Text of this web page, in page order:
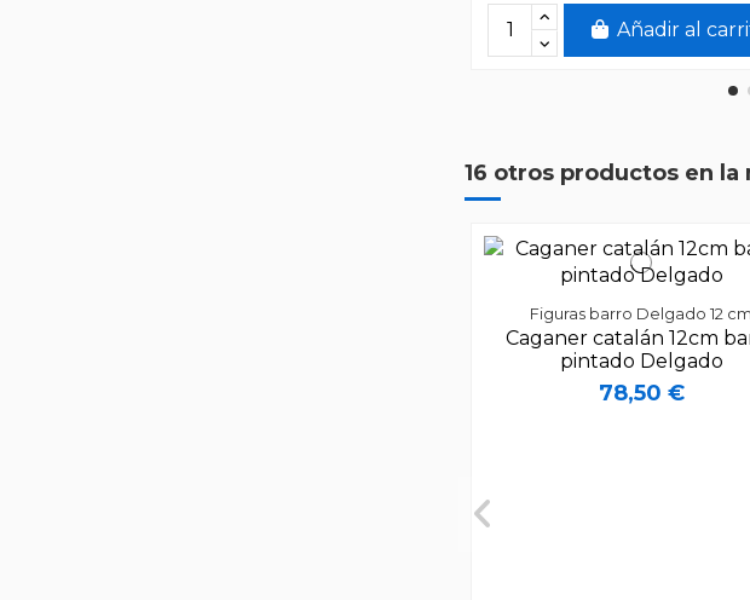
Añadir al
16 otros productos en
Figuras barro Delgado 12 cm
Caganer catalán 12cm
pintado Delgado
78,50 €